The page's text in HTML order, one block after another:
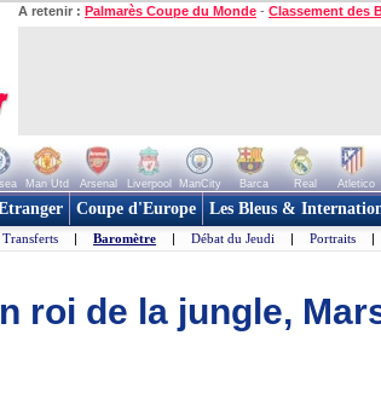
A retenir : Palmarès Coupe du Monde - Classement des
Man Utd Arsenal Liverpool ManCity Barca Real Atletico
Coupe d'Europe Les Bleus &
| Baromètre | Débat du Jeudi | Portraits |
roi de la jungle,